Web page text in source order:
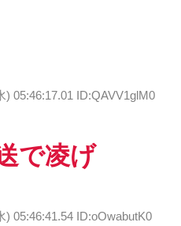
) 05:46:17.01 ID:QAVV1glM0
で凌げ
) 05:46:41.54 ID:oOwabutK0